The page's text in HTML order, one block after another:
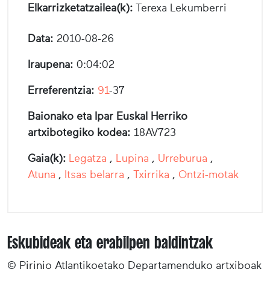
Elkarrizketatzailea(k): Terexa Lekumberri
Data: 2010-08-26
Iraupena: 0:04:02
Erreferentzia: 91-37
Baionako eta Ipar Euskal Herriko
artxibotegiko kodea: 18AV723
Gaia(k): Legatza , Lupina , Urreburua ,
Atuna , Itsas belarra , Txirrika , Ontzi-motak
Eskubideak eta erabilpen baldintzak
© Pirinio Atlantikoetako Departamenduko artxiboak